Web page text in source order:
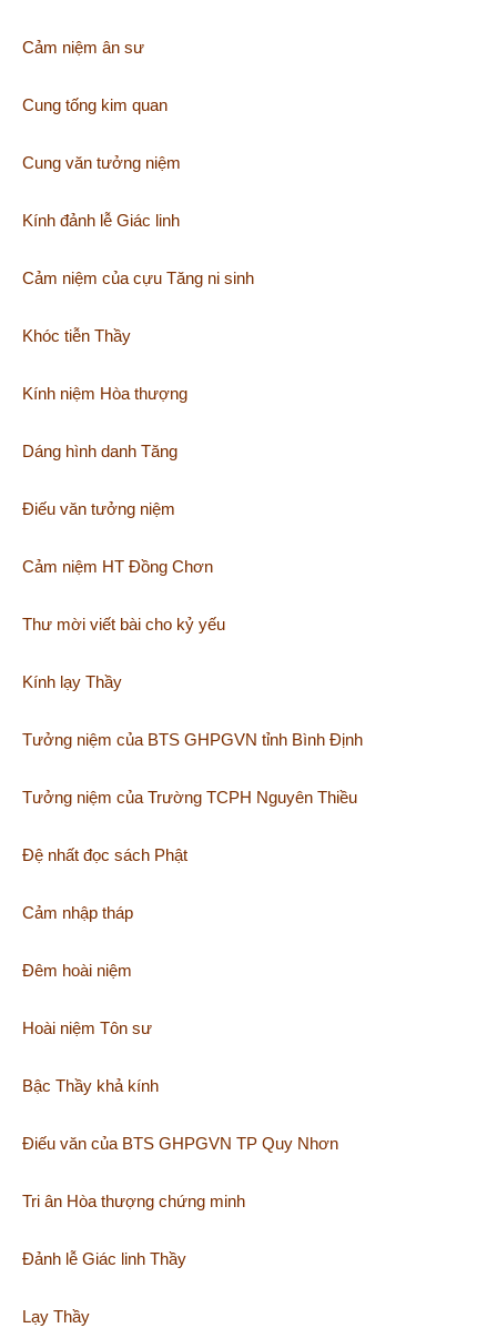
Cảm niệm ân sư
Cung tống kim quan
Cung văn tưởng niệm
Kính đảnh lễ Giác linh
Cảm niệm của cựu Tăng ni sinh
Khóc tiễn Thầy
Kính niệm Hòa thượng
Dáng hình danh Tăng
Điếu văn tưởng niệm
Cảm niệm HT Đồng Chơn
Thư mời viết bài cho kỷ yếu
Kính lạy Thầy
Tưởng niệm của BTS GHPGVN tỉnh Bình Định
Tưởng niệm của Trường TCPH Nguyên Thiều
Đệ nhất đọc sách Phật
Cảm nhập tháp
Đêm hoài niệm
Hoài niệm Tôn sư
Bậc Thầy khả kính
Điếu văn của BTS GHPGVN TP Quy Nhơn
Tri ân Hòa thượng chứng minh
Đảnh lễ Giác linh Thầy
Lạy Thầy